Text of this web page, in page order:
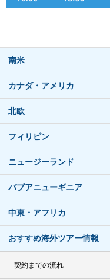
南米
カナダ・アメリカ
北欧
フィリピン
ニュージーランド
パプアニューギニア
中東・アフリカ
おすすめ海外ツアー情報
契約までの流れ